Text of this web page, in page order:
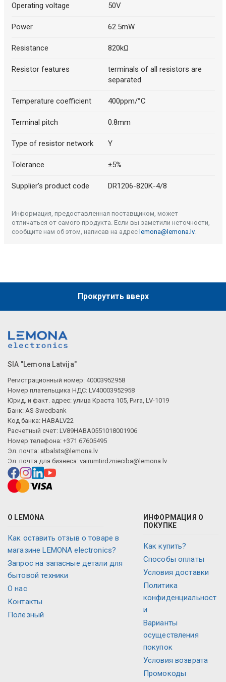
Operating voltage 50V
Power 62.5mW
Resistance 820kΩ
Resistor features
terminals of all resistors are
separated
Temperature coefficient 400ppm/°C
Terminal pitch 0.8mm
Type of resistor network Y
Tolerance ±5%
Supplier's product code DR1206-820K-4/8
Информация, предоставленная поставщиком, может
отличаться от самого продукта. Если вы заметили неточности,
сообщите нам об этом, написав на адрес lemona@lemona.lv.
Прокрутить вверх
SIA "Lemona Latvija"
Регистрационный номер: 40003952958
Номер плательщика НДС: LV40003952958
Юрид. и факт. адрес: улица Краста 105, Рига, LV-1019
Банк: AS Swedbank
Код банка: HABALV22
Расчетный счет: LV89HABA0551018001906
Номер телефона: +371 67605495
Эл. почта: atbalsts@lemona.lv
Эл. почта для бизнеса: vairumtirdznieciba@lemona.lv
О LEMONA
Как оставить отзыв о товаре в
магазине LEMONA electronics?
Запрос на запасные детали для
бытовой техники
О нас
Контакты
Полезный
ИНФОРМАЦИЯ О
ПОКУПКЕ
Как купить?
Способы оплаты
Условия доставки
Политика
конфиденциальност
и
Варианты
осуществления
покупок
Условия возврата
Промокоды